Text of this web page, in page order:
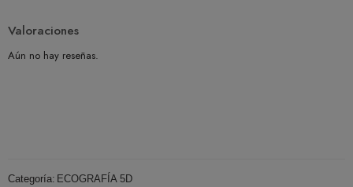
Valoraciones
Aún no hay reseñas.
Categoría: ECOGRAFÍA 5D